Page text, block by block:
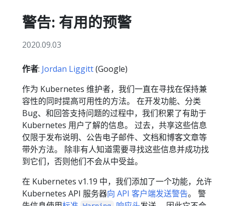
警告: 有用的预警
2020.09.03
作者: Jordan Liggitt(Google)
作为 Kubernetes 维护者，我们一直在寻找在保持兼
容性的同时提高可用性的方法。 在开发功能、分类
Bug、和回答支持问题的过程中，我们积累了有助于
Kubernetes 用户了解的信息。 过去，共享这些信息
仅限于发布说明、公告电子邮件、文档和博客文章等
带外方法。 除非有人知道需要寻找这些信息并成功找
到它们，否则他们不会从中受益。
在 Kubernetes v1.19 中，我们添加了一个功能，允许
Kubernetes API 服务器向 API 客户端发送警告。 警